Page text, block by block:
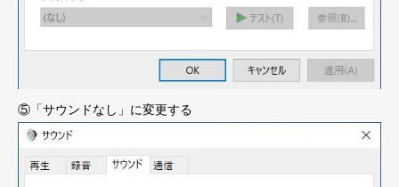
⑤「サウンドなし」に変更する